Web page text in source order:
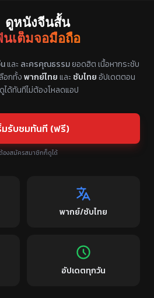
ดูหนังจีนสั้น
นเต็มจอมือถือ
ากย์ไทย ซับไทย
และ ละครคุณธรรมยอดฮิต เนื้อหากระชับ
อกทั้งพากย์ไทยและ ซับไทยอัปเดตตอน
ได้ทันทีไม่ต้องโหลดแอป
มรับชมทันที (ฟรี)
องสมัครสมาชิกก็ดูได้
พากย์/ซับไทย
อัปเดตทุกวัน